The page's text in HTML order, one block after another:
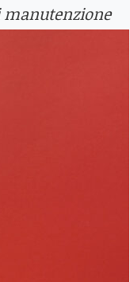
manutenzione